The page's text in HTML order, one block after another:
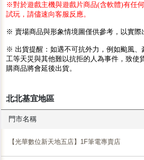
※對於遊戲主機與遊戲片商品(含軟體)有任
試玩，請儘速向客服反應。
※ 賣場商品與形象情境圖僅供參考，以實際
※ 出貨提醒：如遇不可抗外力，例如颱風、
工等天災與其他難以抗拒的人為事件，致使
購商品將會延後出貨。
北北基宜地區
門市名稱
【光華數位新天地五店】1F筆電專賣店